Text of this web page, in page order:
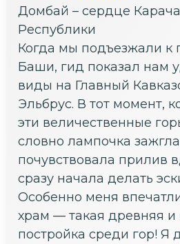
Домбай – сердце
Республики
Когда мы подъезжали к
Баши, гид показал нам
виды на Главный
Эльбрус. В тот момент,
эти величественные
словно лампочка
почувствовала прилив
сразу начала делать
Особенно меня
храм — такая древняя и
постройка среди гор! Я